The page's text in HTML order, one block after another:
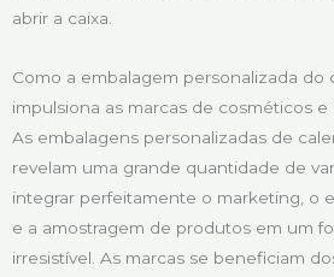
abrir a caixa.
Como a embalagem personalizada do
impulsiona as marcas de cosméticos e
As embalagens personalizadas de
revelam uma grande quantidade de
integrar perfeitamente o marketing, o
e a amostragem de produtos em um
irresistível. As marcas se beneficiam